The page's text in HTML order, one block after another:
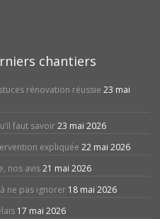
chantiers
rénovation réussie 23 mai
faut savoir23 mai 2026
expliquée 22 mai 2026
nos avis21 mai 2026
ne pas ignorer 18 mai 2026
17 mai 2026